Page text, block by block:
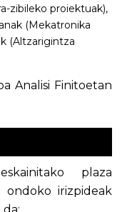
zibileko proiektuak),
(Mekatronika
(Altzarigintza
Analisi Finitoetan
plaza
irizpideak